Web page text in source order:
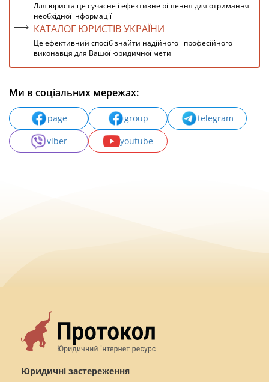
Для юриста це сучасне і ефективне рішення для отримання
необхідної інформації
КАТАЛОГ ЮРИСТІВ УКРАЇНИ
Це ефективний спосіб знайти надійного і професійного
виконавця для Вашої юридичної мети
Ми в соціальних мережах:
page group
telegram
viber
youtube
Юридичні застереження